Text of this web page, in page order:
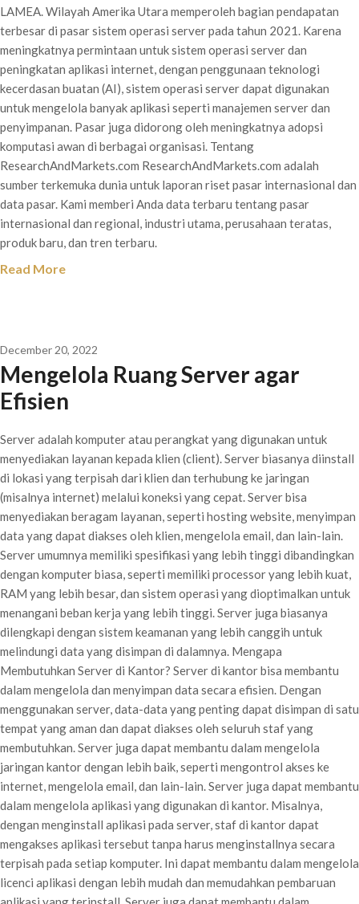
LAMEA. Wilayah Amerika Utara memperoleh bagian pendapatan
terbesar di pasar sistem operasi server pada tahun 2021. Karena
meningkatnya permintaan untuk sistem operasi server dan
peningkatan aplikasi internet, dengan penggunaan teknologi
kecerdasan buatan (AI), sistem operasi server dapat digunakan
untuk mengelola banyak aplikasi seperti manajemen server dan
penyimpanan. Pasar juga didorong oleh meningkatnya adopsi
komputasi awan di berbagai organisasi. Tentang
ResearchAndMarkets.com ResearchAndMarkets.com adalah
sumber terkemuka dunia untuk laporan riset pasar internasional dan
data pasar. Kami memberi Anda data terbaru tentang pasar
internasional dan regional, industri utama, perusahaan teratas,
produk baru, dan tren terbaru.
Read More
December 20, 2022
Mengelola Ruang Server agar
Efisien
Server adalah komputer atau perangkat yang digunakan untuk
menyediakan layanan kepada klien (client). Server biasanya diinstall
di lokasi yang terpisah dari klien dan terhubung ke jaringan
(misalnya internet) melalui koneksi yang cepat. Server bisa
menyediakan beragam layanan, seperti hosting website, menyimpan
data yang dapat diakses oleh klien, mengelola email, dan lain-lain.
Server umumnya memiliki spesifikasi yang lebih tinggi dibandingkan
dengan komputer biasa, seperti memiliki processor yang lebih kuat,
RAM yang lebih besar, dan sistem operasi yang dioptimalkan untuk
menangani beban kerja yang lebih tinggi. Server juga biasanya
dilengkapi dengan sistem keamanan yang lebih canggih untuk
melindungi data yang disimpan di dalamnya. Mengapa
Membutuhkan Server di Kantor? Server di kantor bisa membantu
dalam mengelola dan menyimpan data secara efisien. Dengan
menggunakan server, data-data yang penting dapat disimpan di satu
tempat yang aman dan dapat diakses oleh seluruh staf yang
membutuhkan. Server juga dapat membantu dalam mengelola
jaringan kantor dengan lebih baik, seperti mengontrol akses ke
internet, mengelola email, dan lain-lain. Server juga dapat membantu
dalam mengelola aplikasi yang digunakan di kantor. Misalnya,
dengan menginstall aplikasi pada server, staf di kantor dapat
mengakses aplikasi tersebut tanpa harus menginstallnya secara
terpisah pada setiap komputer. Ini dapat membantu dalam mengelola
licenci aplikasi dengan lebih mudah dan memudahkan pembaruan